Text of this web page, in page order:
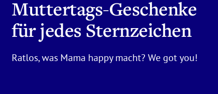
Muttertags-Geschenke
für jedes Sternzeichen
Ratlos, was Mama happy macht? We got you!